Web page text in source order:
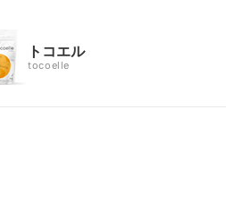
トコエル
tocoelle